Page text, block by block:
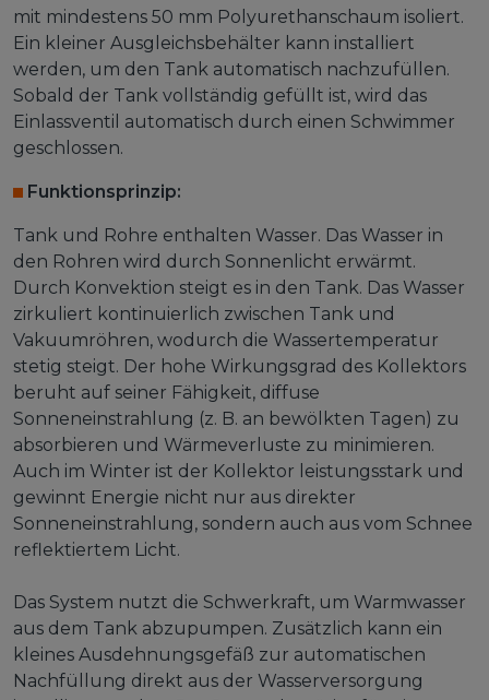
mit mindestens 50 mm Polyurethanschaum isoliert.
Ein kleiner Ausgleichsbehälter kann installiert
werden, um den Tank automatisch nachzufüllen.
Sobald der Tank vollständig gefüllt ist, wird das
Einlassventil automatisch durch einen Schwimmer
geschlossen.
Funktionsprinzip:
Tank und Rohre enthalten Wasser. Das Wasser in
den Rohren wird durch Sonnenlicht erwärmt.
Durch Konvektion steigt es in den Tank. Das Wasser
zirkuliert kontinuierlich zwischen Tank und
Vakuumröhren, wodurch die Wassertemperatur
stetig steigt. Der hohe Wirkungsgrad des Kollektors
beruht auf seiner Fähigkeit, diffuse
Sonneneinstrahlung (z. B. an bewölkten Tagen) zu
absorbieren und Wärmeverluste zu minimieren.
Auch im Winter ist der Kollektor leistungsstark und
gewinnt Energie nicht nur aus direkter
Sonneneinstrahlung, sondern auch aus vom Schnee
reflektiertem Licht.
Das System nutzt die Schwerkraft, um Warmwasser
aus dem Tank abzupumpen. Zusätzlich kann ein
kleines Ausdehnungsgefäß zur automatischen
Nachfüllung direkt aus der Wasserversorgung